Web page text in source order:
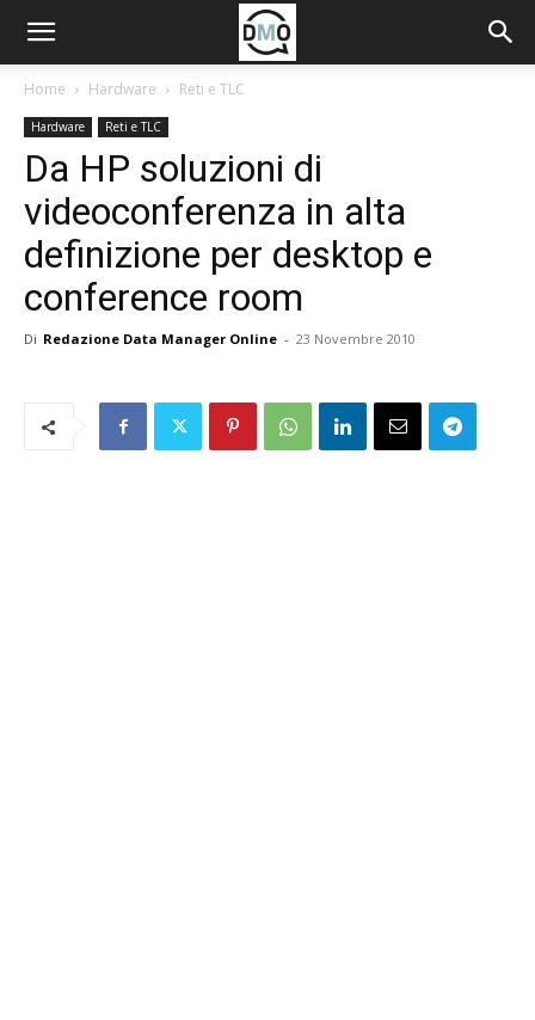
Home Hardware Reti e TLC
Hardware Reti e TLC
Da HP soluzioni di
videoconferenza in alta
definizione per desktop e
conference room
Di Redazione Data Manager Online - 23 Novembre 2010